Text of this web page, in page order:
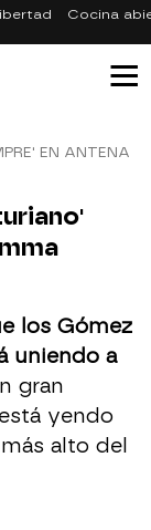
Cocina
EN ANTENA
los Gómez
uniendo a
gran
yendo
alto del